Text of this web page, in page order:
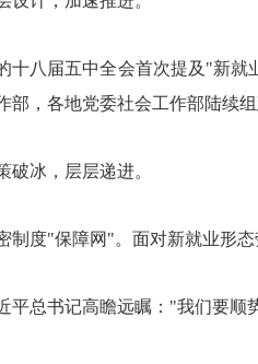
十八届五中全会首次提及"新
部，各地党委社会工作部陆续
破冰，层层递进。
制度"保障网"。面对新就业形
平总书记高瞻远瞩："我们要顺